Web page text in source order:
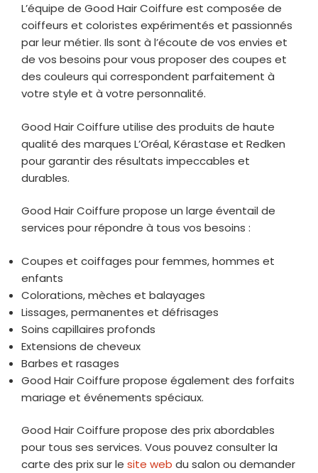
L’équipe de Good Hair Coiffure est composée de
coiffeurs et coloristes expérimentés et passionnés
par leur métier. Ils sont à l’écoute de vos envies et
de vos besoins pour vous proposer des coupes et
des couleurs qui correspondent parfaitement à
votre style et à votre personnalité.
Good Hair Coiffure utilise des produits de haute
qualité des marques L’Oréal, Kérastase et Redken
pour garantir des résultats impeccables et
durables.
Good Hair Coiffure propose un large éventail de
services pour répondre à tous vos besoins :
Coupes et coiffages pour femmes, hommes et
enfants
Colorations, mèches et balayages
Lissages, permanentes et défrisages
Soins capillaires profonds
Extensions de cheveux
Barbes et rasages
Good Hair Coiffure propose également des forfaits
mariage et événements spéciaux.
Good Hair Coiffure propose des prix abordables
pour tous ses services. Vous pouvez consulter la
carte des prix sur le site web du salon ou demander